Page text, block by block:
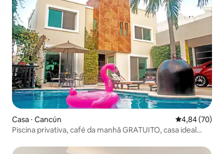
Casa ⋅ Cancún 4,84 de uma
4,84 (70)
Piscina privativa, café da manhã GRATUITO, casa ideal